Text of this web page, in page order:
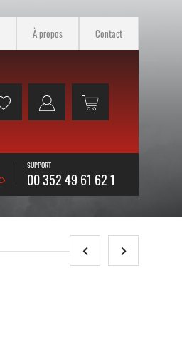
À propos Contact
SUPPORT
00 352 49 61 62 1